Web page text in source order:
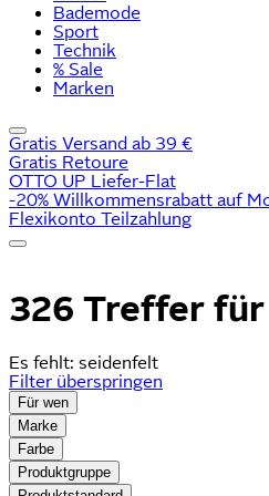
Bademode
Sport
Technik
% Sale
Marken
Gratis Versand ab 39 €
Gratis Retoure
OTTO UP Liefer-Flat
-20% Willkommensrabatt auf
Flexikonto Teilzahlung
326 Treffer für
Es fehlt: seidenfelt
Filter überspringen
Für wen
Marke
Farbe
Produktgruppe